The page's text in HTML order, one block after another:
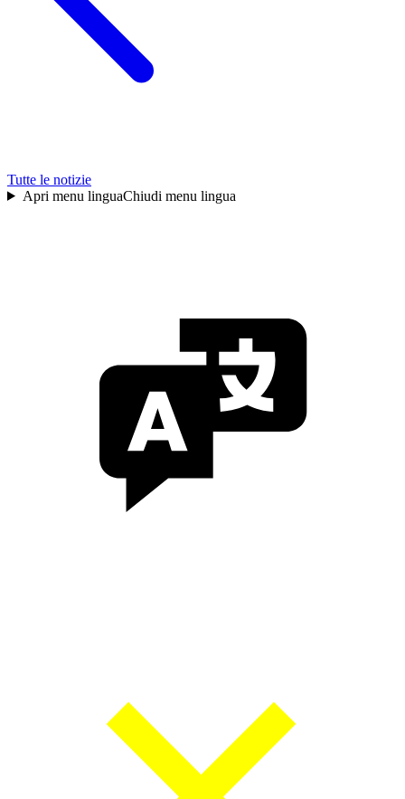
Tutte le notizie
Apri menu linguaChiudi menu lingua